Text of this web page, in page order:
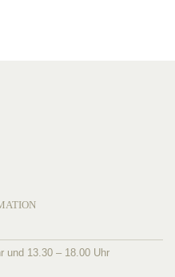
und 13.30 – 18.00 Uhr